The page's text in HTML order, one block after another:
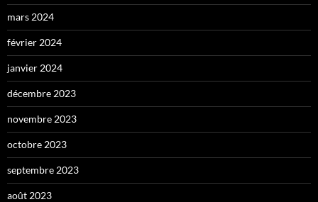
mars 2024
février 2024
janvier 2024
décembre 2023
novembre 2023
octobre 2023
septembre 2023
août 2023